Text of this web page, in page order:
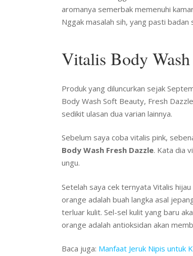
aromanya semerbak memenuhi
Nggak masalah sih, yang pasti
Vitalis Body
Produk yang diluncurkan sejak
Body Wash Soft Beauty, Fresh
sedikit ulasan dua varian lainnya.
Sebelum saya coba vitalis pink,
Body Wash Fresh Dazzle. Kata dia
ungu.
Setelah saya cek ternyata Vitalis
orange adalah buah langka asal
terluar kulit. Sel-sel kulit yang baru
orange adalah antioksidan akan
Baca juga: Manfaat Jeruk Nipis untuk